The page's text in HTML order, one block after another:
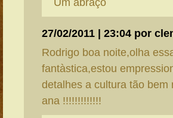
Um abraço
27/02/2011 | 23:04 por
Rodrigo boa noite,olha
fantàstica,estou
detalhes a cultura tão
ana !!!!!!!!!!!!!